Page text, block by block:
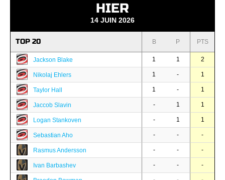
HIER
14 JUIN 2026
TOP 20 B P PTS
Jackson Blake 1 1 2
Nikolaj Ehlers 1 - 1
Taylor Hall 1 - 1
Jaccob Slavin - 1 1
Logan Stankoven - 1 1
Sebastian Aho - - -
Rasmus Andersson - - -
Ivan Barbashev - - -